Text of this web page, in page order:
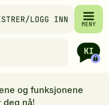
/LOGG INN MENY
og funksjonene